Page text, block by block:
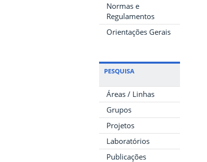
Normas e
Regulamentos
Orientações Gerais
PESQUISA
Áreas / Linhas
Grupos
Projetos
Laboratórios
Publicações